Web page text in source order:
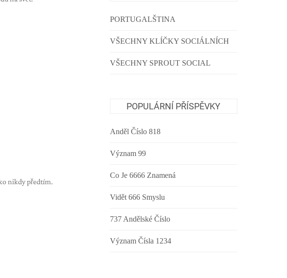
nikdy předtím.
PORTUGALŠTINA
VŠECHNY KLÍČKY SOCIÁLNÍCH
VŠECHNY SPROUT SOCIAL
POPULÁRNÍ PŘÍSPĚVKY
Anděl Číslo 818
Význam 99
Co Je 6666 Znamená
Vidět 666 Smyslu
737 Andělské Číslo
Význam Čísla 1234